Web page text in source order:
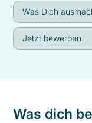
Was Dich
Jetzt bewerben
Was dich